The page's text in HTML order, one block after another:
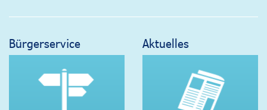
Bürgerservice Aktuelles